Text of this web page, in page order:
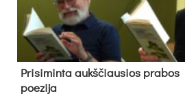
Pri­si­min­ta aukš­čiau­sios pra­bos
poe­zi­ja